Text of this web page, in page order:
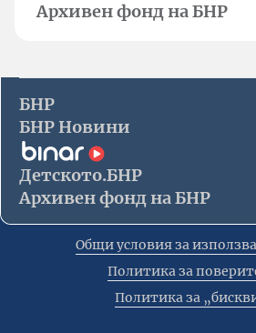
Архивен фонд на БНР
БНР
БНР Новини
Детското.БНР
Архивен фонд на БНР
Общи условия за
Политика за
Политика за